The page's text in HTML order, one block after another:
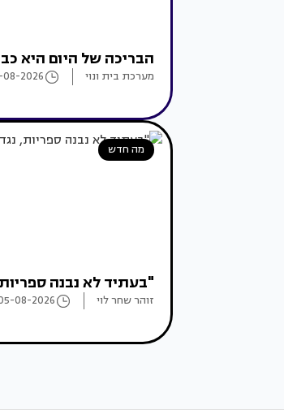
הבריכה של היום היא
מערכת בית ונוי 2026
מה חדש
"בעתיד לא נבנה
זוהר שחר לוי 08-2026